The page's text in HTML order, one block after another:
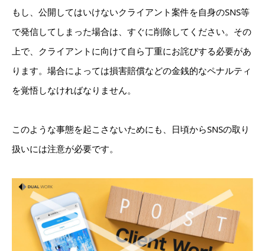
もし、公開してはいけないクライアント案件を自身のSNS等
で発信してしまった場合は、すぐに削除してください。その
上で、クライアントに向けて自ら丁重にお詫びする必要があ
ります。場合によっては損害賠償などの金銭的なペナルティ
を覚悟しなければなりません。
このような事態を起こさないためにも、日頃からSNSの取り
扱いには注意が必要です。